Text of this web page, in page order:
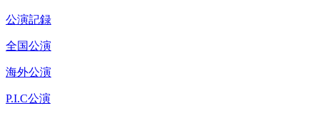
公演記録
全国公演
海外公演
P.I.C公演